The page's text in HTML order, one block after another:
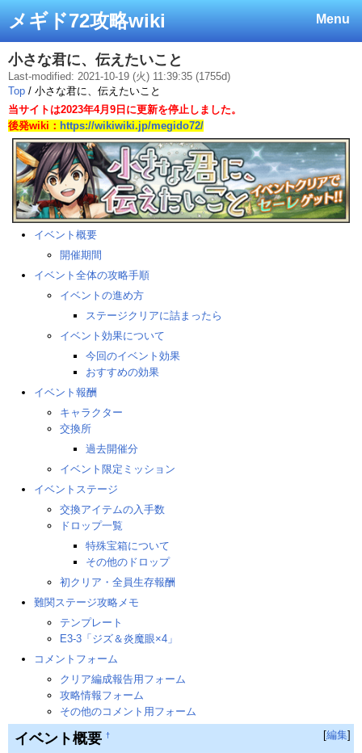
Menu
メギド72攻略wiki
小さな君に、伝えたいこと
Last-modified: 2021-10-19 (火) 11:39:35 (1755d)
Top / 小さな君に、伝えたいこと
当サイトは2023年4月9日に更新を停止しました。
後発wiki： https://wikiwiki.jp/megido72/
イベント概要
開催期間
イベント全体の攻略手順
イベントの進め方
ステージクリアに詰まったら
イベント効果について
今回のイベント効果
おすすめの効果
イベント報酬
キャラクター
交換所
過去開催分
イベント限定ミッション
イベントステージ
交換アイテムの入手数
ドロップ一覧
特殊宝箱について
その他のドロップ
初クリア・全員生存報酬
難関ステージ攻略メモ
テンプレート
E3-3「ジズ＆炎魔眼×4」
コメントフォーム
クリア編成報告用フォーム
攻略情報フォーム
その他のコメント用フォーム
イベント概要 † [編集]